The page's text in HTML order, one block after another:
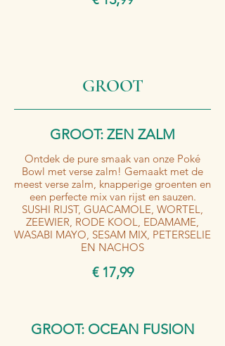
GROOT
GROOT: ZEN ZALM
Ontdek de pure smaak van onze Poké
Bowl met verse zalm! Gemaakt met de
meest verse zalm, knapperige groenten en
een perfecte mix van rijst en sauzen.
SUSHI RIJST, GUACAMOLE, WORTEL,
ZEEWIER, RODE KOOL, EDAMAME,
WASABI MAYO, SESAM MIX, PETERSELIE
EN NACHOS
€ 17,99
GROOT: OCEAN FUSION